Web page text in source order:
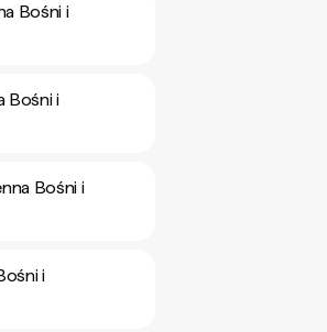
Bośni i
Bośni i
Bośni i
i